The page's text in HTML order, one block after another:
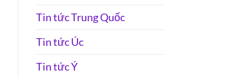
Tin tức Trung Quốc
Tin tức Úc
Tin tức Ý